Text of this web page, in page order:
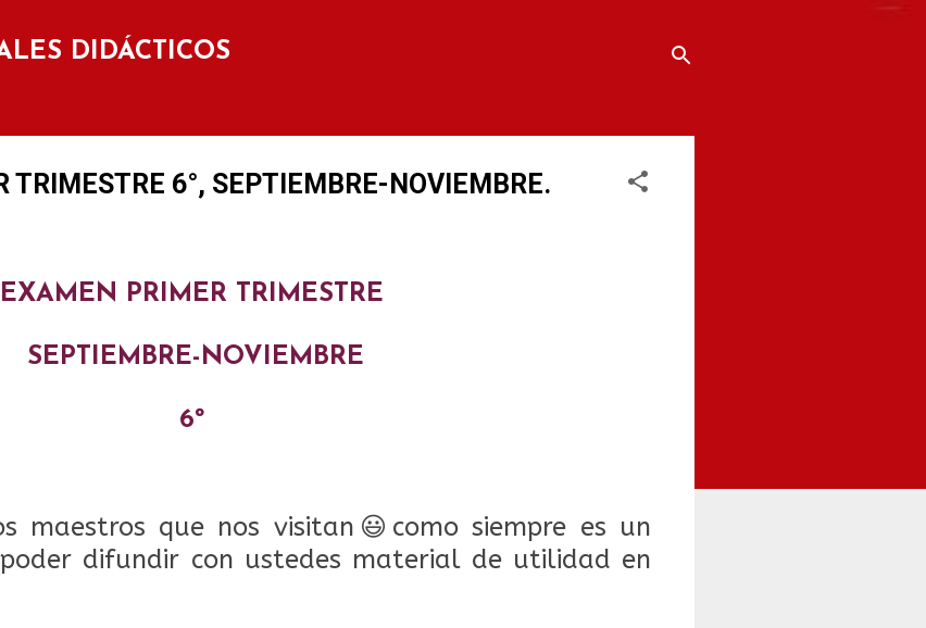
DIDÁCTICOS
TRIMESTRE 6°, SEPTIEMBRE-NOVIEMBRE.
EXAMEN PRIMER TRIMESTRE
SEPTIEMBRE-NOVIEMBRE
6º
maestros que nos visitan 😃 como siempre es un
difundir con ustedes material de utilidad en